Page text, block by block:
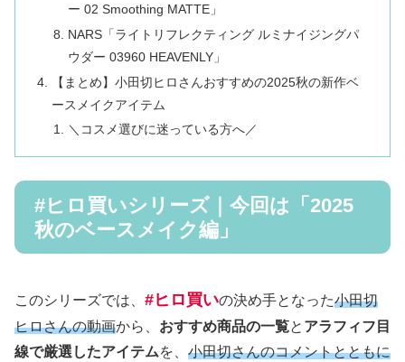
ー 02 Smoothing MATTE」
NARS「ライトリフレクティング ルミナイジングパ
ウダー 03960 HEAVENLY」
【まとめ】小田切ヒロさんおすすめの2025秋の新作ベ
ースメイクアイテム
＼コスメ選びに迷っている方へ／
#ヒロ買いシリーズ｜今回は「2025
秋のベースメイク編」
このシリーズでは、 #ヒロ買いの決め手となった小田切
ヒロさんの動画から、 おすすめ商品の一覧と アラフィフ目
線で厳選したアイテムを、 小田切さんのコメントとともに